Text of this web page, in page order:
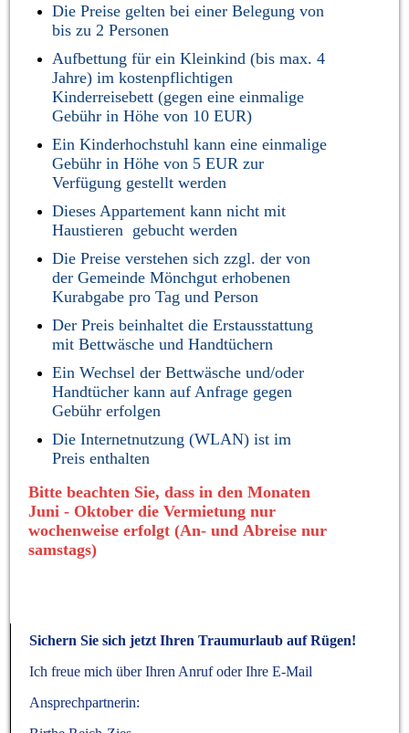
Die Preise gelten bei einer Belegung von
bis zu 2 Personen
Aufbettung für ein Kleinkind (bis max. 4
Jahre) im kostenpflichtigen
Kinderreisebett (gegen eine einmalige
Gebühr in Höhe von 10 EUR)
Ein Kinderhochstuhl kann eine einmalige
Gebühr in Höhe von 5 EUR zur
Verfügung gestellt werden
Dieses Appartementkann nicht mit
Haustieren gebucht werden
Die Preise verstehen sich zzgl. der von
der Gemeinde Mönchgut erhobenen
Kurabgabe pro Tag und Person
Der Preis beinhaltet die Erstausstattung
mit Bettwäsche und Handtüchern
Ein Wechsel der Bettwäsche und/oder
Handtücher kann auf Anfrage gegen
Gebühr erfolgen
Die Internetnutzung (WLAN) ist im
Preis enthalten
Bitte beachten Sie, dass in den Monaten
Juni - Oktober die Vermietung nur
wochenweise erfolgt(An- und Abreise nur
samstags)
Sichern Sie sich jetzt Ihren Traumurlaub auf Rügen!
Ich freue mich über Ihren Anruf oder Ihre E-Mail
Ansprechpartnerin: